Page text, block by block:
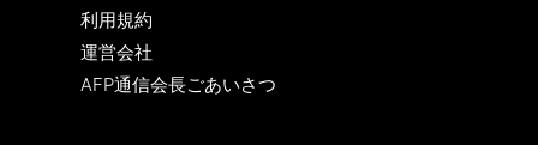
利用規約
運営会社
AFP通信会長ごあいさつ